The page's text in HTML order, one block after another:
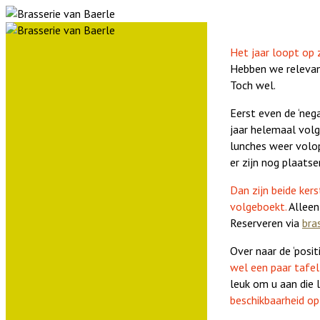
Het jaar loopt op
Hebben we
Toch wel.
Eerst even de
jaar helemaal
lunches weer
er zijn nog
Dan zijn beide
volgeboekt.
Reserveren via
Over naar de
wel een paar
leuk om u aan
beschikbaarheid